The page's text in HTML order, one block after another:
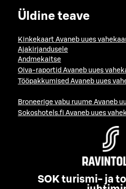
Üldine teave
Kinkekaart Avaneb uues
Ajakirjandusele
Andmekaitse
Oiva-raportid Avaneb uues
Tööpakkumised Avaneb uues
Broneerige vabu ruume Avaneb
Sokoshotels.fi Avaneb uues
SOK turismi- ja